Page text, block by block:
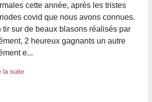
cette année, après les tristes
covid que nous avons connues.
tir sur de beaux blasons réalisés par
2 heureux gagnants un autre
e...
la suite